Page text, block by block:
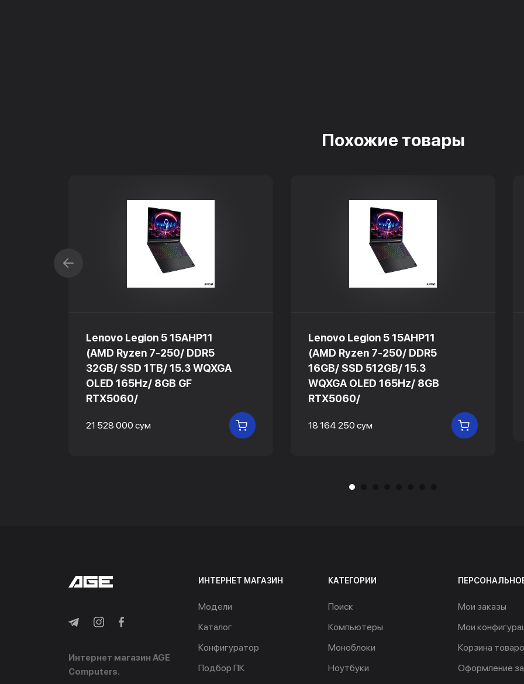
Похожие товары
Lenovo Legion 5 15AHP11
(AMD Ryzen 7-250/ DDR5
32GB/ SSD 1TB/ 15.3 WQXGA
OLED 165Hz/ 8GB GF
RTX5060/
21 528 000 сум В КОРЗИНУ
Lenovo Legion 5 15AHP11
(AMD Ryzen 7-250/ DDR5
16GB/ SSD 512GB/ 15.3
WQXGA OLED 165Hz/ 8GB
RTX5060/
18 164 250 сум В КОРЗИНУ
Интернет магазин AGE
Computers.
ИНТЕРНЕТ МАГАЗИН
Модели
Каталог
Конфигуратор
Подбор ПК
КАТЕГОРИИ
Поиск
Компьютеры
Моноблоки
Ноутбуки
Мои заказы
Мои
Корзина
Оформление